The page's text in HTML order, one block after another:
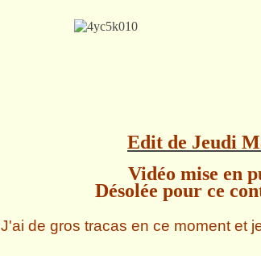
Edit de Jeudi
Vidéo mise en
Désolée pour ce
J'ai de gros tracas en ce moment et